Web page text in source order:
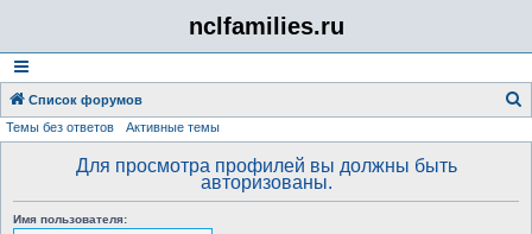
nclfamilies.ru
Список форумов
Темы без ответов Активные темы
Для просмотра профилей вы должны быть
авторизованы.
Имя пользователя: